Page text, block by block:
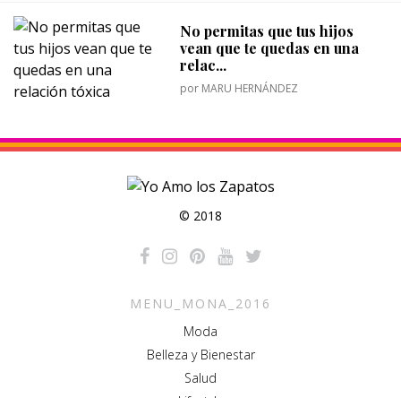
No permitas que tus hijos
vean que te quedas en una
relac...
por MARU HERNÁNDEZ
© 2018
MENU_MONA_2016
Moda
Belleza y Bienestar
Salud